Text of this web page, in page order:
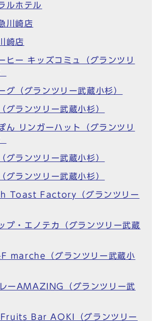
ルホテル
川崎店
崎店
ヒー キッズコミュ（グランツリ
グ（グランツリー武蔵小杉）
グランツリー武蔵小杉）
ん リンガーハット（グランツリ
グランツリー武蔵小杉）
グランツリー武蔵小杉）
Toast Factory（グランツリー
プ・エノテカ（グランツリー武蔵
marche（グランツリー武蔵小
ーAMAZING（グランツリー武
Bar AOKI（グランツリー